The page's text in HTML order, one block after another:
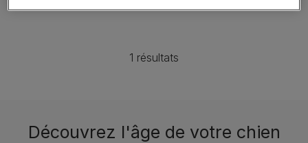
1 résultats
Découvrez l'âge de votre chien